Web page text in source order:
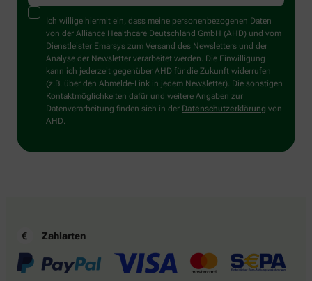
Ich willige hiermit ein, dass meine personenbezogenen Daten
von der Alliance Healthcare Deutschland GmbH (AHD) und vom
Dienstleister Emarsys zum Versand des Newsletters und der
Analyse der Newsletter verarbeitet werden. Die Einwilligung
kann ich jederzeit gegenüber AHD für die Zukunft widerrufen
(z.B. über den Abmelde-Link in jedem Newsletter). Die sonstigen
Kontaktmöglichkeiten dafür und weitere Angaben zur
Datenverarbeitung finden sich in der Datenschutzerklärung von
AHD.
Zahlarten